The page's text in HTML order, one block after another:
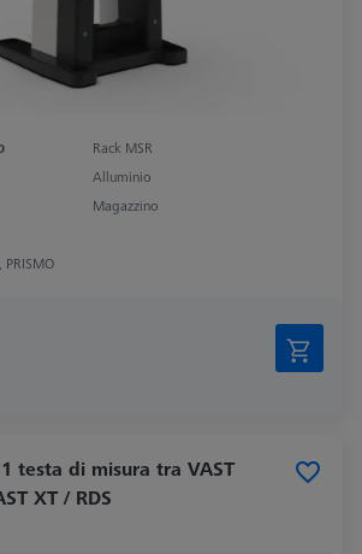
Rack MSR
Alluminio
Magazzino
PRISMO
testa di misura tra VAST
XT / RDS